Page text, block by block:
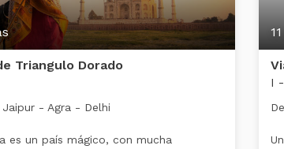
Triangulo Dorado
- Agra - Delhi
es un país mágico, con mucha
I